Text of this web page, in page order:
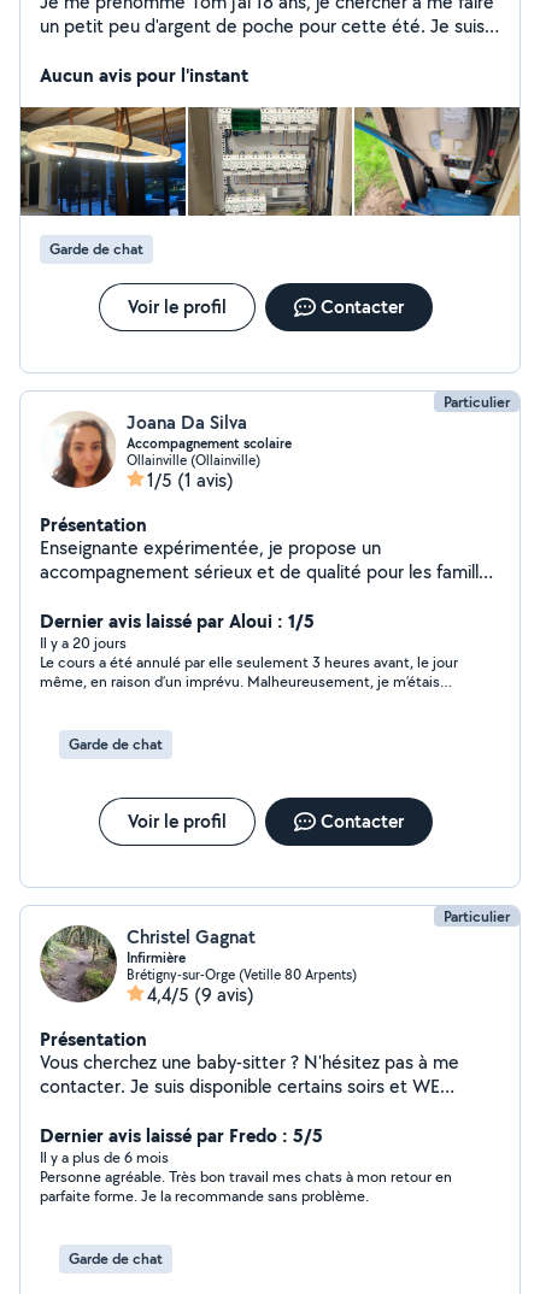
un petit peu d'argent de poche pour cette été. Je suis
toute demande d'aide. Je réside sur Sainte Geneviève
l'Essonne.
Aucun avis pour l'instant
Garde de chat
Voir le profil Contacter
Particulier
Joana Da Silva
Accompagnement scolaire
Ollainville (Ollainville)
1/5 (1 avis)
Présentation
Enseignante expérimentée, je propose un
accompagnement sérieux et de qualité pour les familles
scolaire - niveau primaire (CP au CM2 et également
6ème). Aide aux devoirs. Consolidation des
apprentissages en français et en mathématiques.
Méthodologie, organisation et confiance en soi.
Dernier avis laissé par Aloui : 1/5
Il y a 20 jours
Le cours a été annulé par elle seulement 3 heures avant, le jour
même, en raison d’un imprévu. Malheureusement, je m’étais
Garde de chat
Voir le profil Contacter
Particulier
Christel Gagnat
Infirmière
Brétigny-sur-Orge (Vetille 80 Arpents)
4,4/5 (9 avis)
Présentation
Vous cherchez une baby-sitter ? N'hésitez pas à me
contacter. Je suis disponible certains soirs et WE
vôtres Également je garde régulièrement des chats au
domicile des personnes ou du bien. Dynamique,
souriante, je reste à votre disposition
Dernier avis laissé par Fredo : 5/5
Il y a plus de 6 mois
Personne agréable. Très bon travail mes chats à mon retour en
parfaite forme. Je la recommande sans problème.
Garde de chat